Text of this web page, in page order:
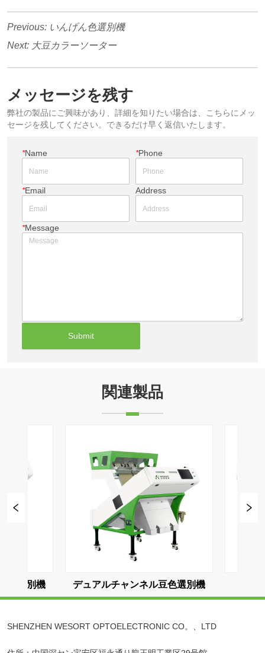
Previous: いんげん色選別機
Next: 大豆カラーソーター
メッセージを残す
弊社の製品にご興味があり、詳細を知りたい場合は、こちらにメッ
セージを残してください。できるだけ早く返信いたします。
*Name *Phone
*Email Address
*Message
Submit
関連製品
3チャンネル豆色選別機
SHENZHEN WESORT OPTOELECTRONIC CO。、LTD